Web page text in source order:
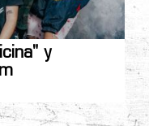
y